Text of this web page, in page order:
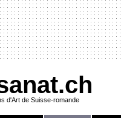
d'Art de Suisse-romande